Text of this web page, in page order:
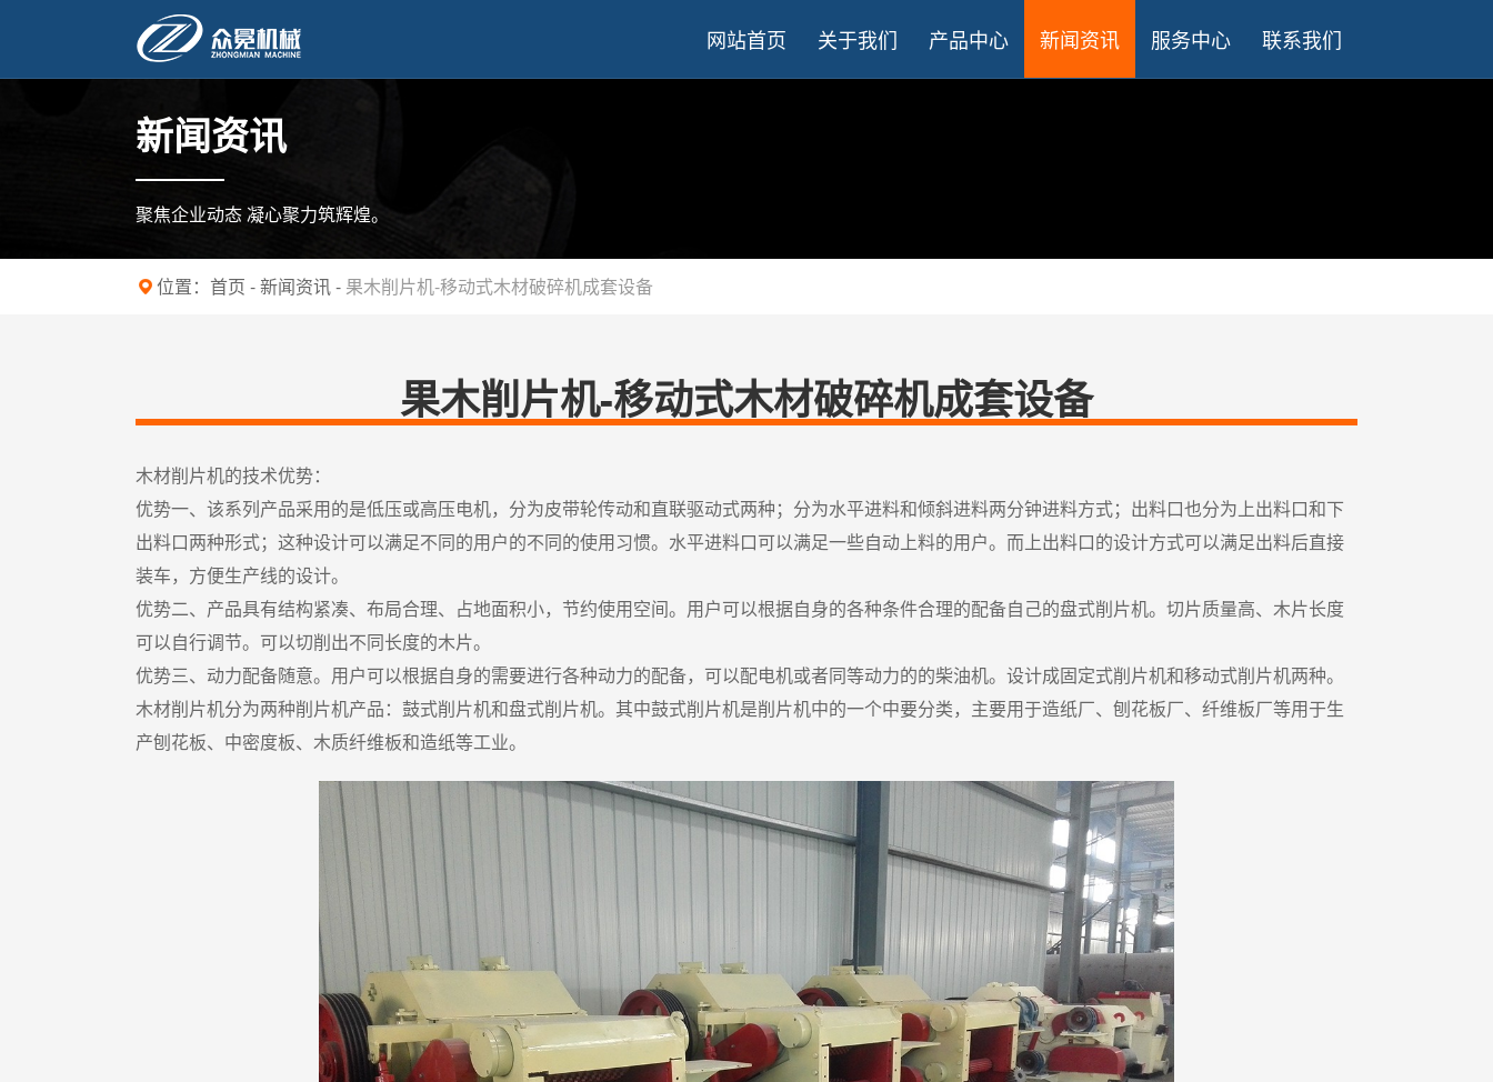
网站首页 关于我们 产品中心 新闻资讯 服务中心 联系我们
新闻资讯
聚焦企业动态 凝心聚力筑辉煌。
位置： 首页 -新闻资讯- 果木削片机-移动式木材破碎机成套设备
果木削片机-移动式木材破碎机成套设备
木材削片机的技术优势：
优势一、该系列产品采用的是低压或高压电机，分为皮带轮传动和直联驱动式两种；分为水平进料和倾斜进料两分钟进料方式；出料口也分为上出料口和下
出料口两种形式；这种设计可以满足不同的用户的不同的使用习惯。水平进料口可以满足一些自动上料的用户。而上出料口的设计方式可以满足出料后直接
装车，方便生产线的设计。
优势二、产品具有结构紧凑、布局合理、占地面积小，节约使用空间。用户可以根据自身的各种条件合理的配备自己的盘式削片机。切片质量高、木片长度
可以自行调节。可以切削出不同长度的木片。
优势三、动力配备随意。用户可以根据自身的需要进行各种动力的配备，可以配电机或者同等动力的的柴油机。设计成固定式削片机和移动式削片机两种。
木材削片机分为两种削片机产品：鼓式削片机和盘式削片机。其中鼓式削片机是削片机中的一个中要分类，主要用于造纸厂、刨花板厂、纤维板厂等用于生
产刨花板、中密度板、木质纤维板和造纸等工业。